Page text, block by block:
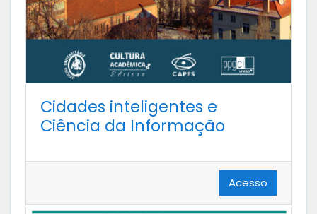
Cidades inteligentes e
Ciência da Informação
Acesso